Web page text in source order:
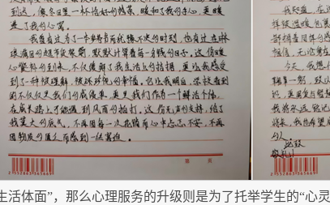
活体面”，那么心理服务的升级则是为了托举学生的“心